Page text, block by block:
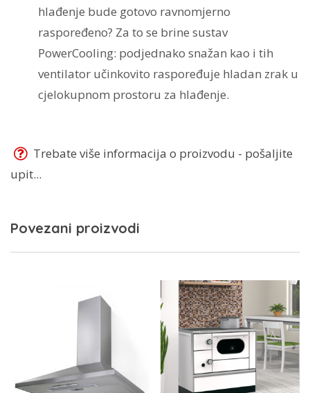
hlađenje bude gotovo ravnomjerno
raspoređeno? Za to se brine sustav
PowerCooling: podjednako snažan kao i tih
ventilator učinkovito raspoređuje hladan zrak u
cjelokupnom prostoru za hlađenje.
Trebate više informacija o proizvodu - pošaljite
upit...
Povezani proizvodi